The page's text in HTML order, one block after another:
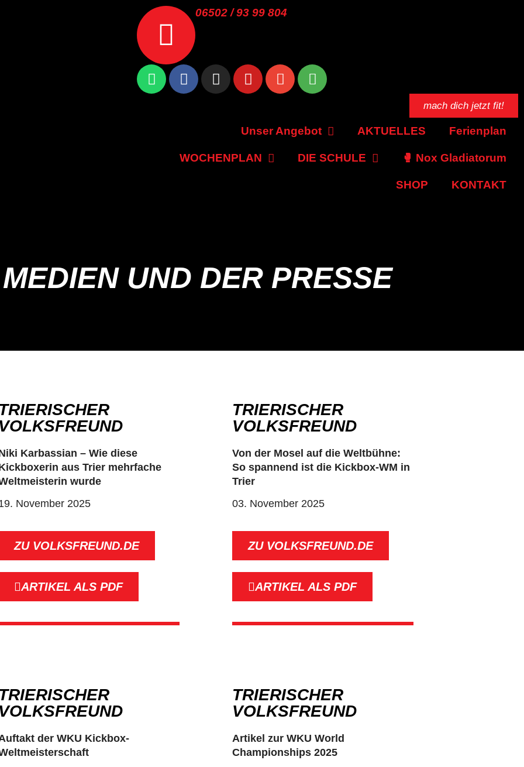
06502 / 93 99 804
mach dich jetzt fit!
Unser Angebot AKTUELLES Ferienplan
WOCHENPLAN DIE SCHULE 🥊 Nox Gladiatorum
SHOP KONTAKT
UND DER PRESSE
Karbassian – Wie diese
aus Trier mehrfache
wurde
November 2025
ZU VOLKSFREUND.DE
ARTIKEL ALS PDF
TRIERISCHER
VOLKSFREUND​
Von der Mosel auf die Weltbühne:
So spannend ist die Kickbox-WM in
Trier
03. November 2025
ZU VOLKSFREUND.DE
ARTIKEL ALS PDF
der WKU Kickbox-
TRIERISCHER
VOLKSFREUND​
Artikel zur WKU World
Championships 2025